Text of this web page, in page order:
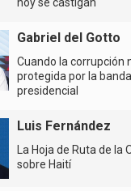
Gabriel del Gotto
Cuando la corrupción
protegida por la banda
presidencial
Luis Fernández
La Hoja de Ruta de la
sobre Haití